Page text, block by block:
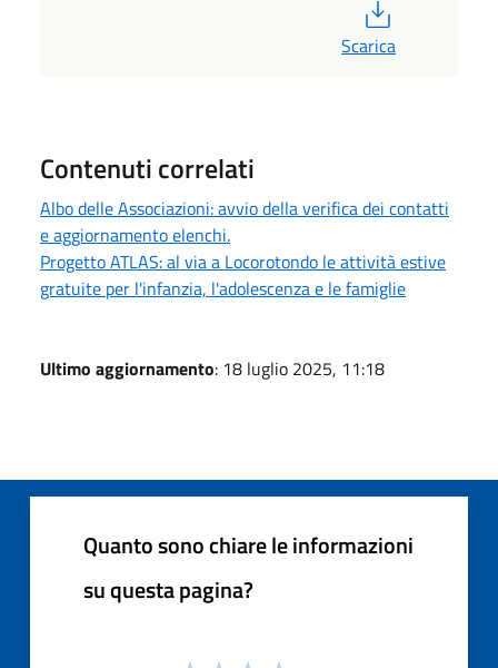
Scarica
Contenuti correlati
Albo delle Associazioni: avvio della verifica dei contatti
e aggiornamento elenchi.
Progetto ATLAS: al via a Locorotondo le attività estive
gratuite per l'infanzia, l'adolescenza e le famiglie
Ultimo aggiornamento: 18 luglio 2025, 11:18
Quanto sono chiare le informazioni
su questa pagina?